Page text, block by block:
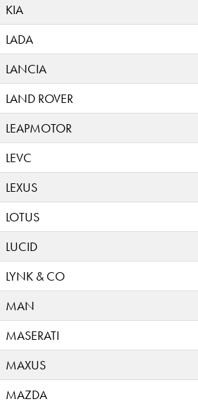
KIA
LADA
LANCIA
LAND ROVER
LEAPMOTOR
LEVC
LEXUS
LOTUS
LUCID
LYNK & CO
MAN
MASERATI
MAXUS
MAZDA